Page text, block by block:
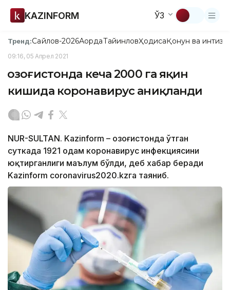
KAZINFORM ЎЗ
Тренд:Сайлов-2026АқордаТайинловҲодисаҚонун ва
09:16, 05 Апрел 2021
Қозоғистонда кеча 2000 га яқин
кишида коронавирус аниқланди
NUR-SULTAN. Kazinform – Қозоғистонда ўтган
суткада 1921 одам коронавирус инфекциясини
юқтирганлиги маълум бўлди, деб хабар беради
Kazinform coronavirus2020.kzга таяниб.